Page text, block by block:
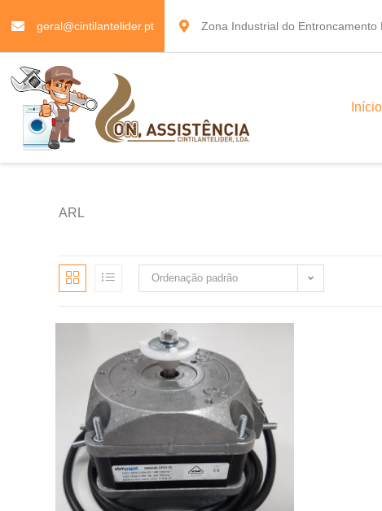
geral@cintilantelider.pt Zona Industrial do Entroncamento
Início
ARL
Ordenação padrão